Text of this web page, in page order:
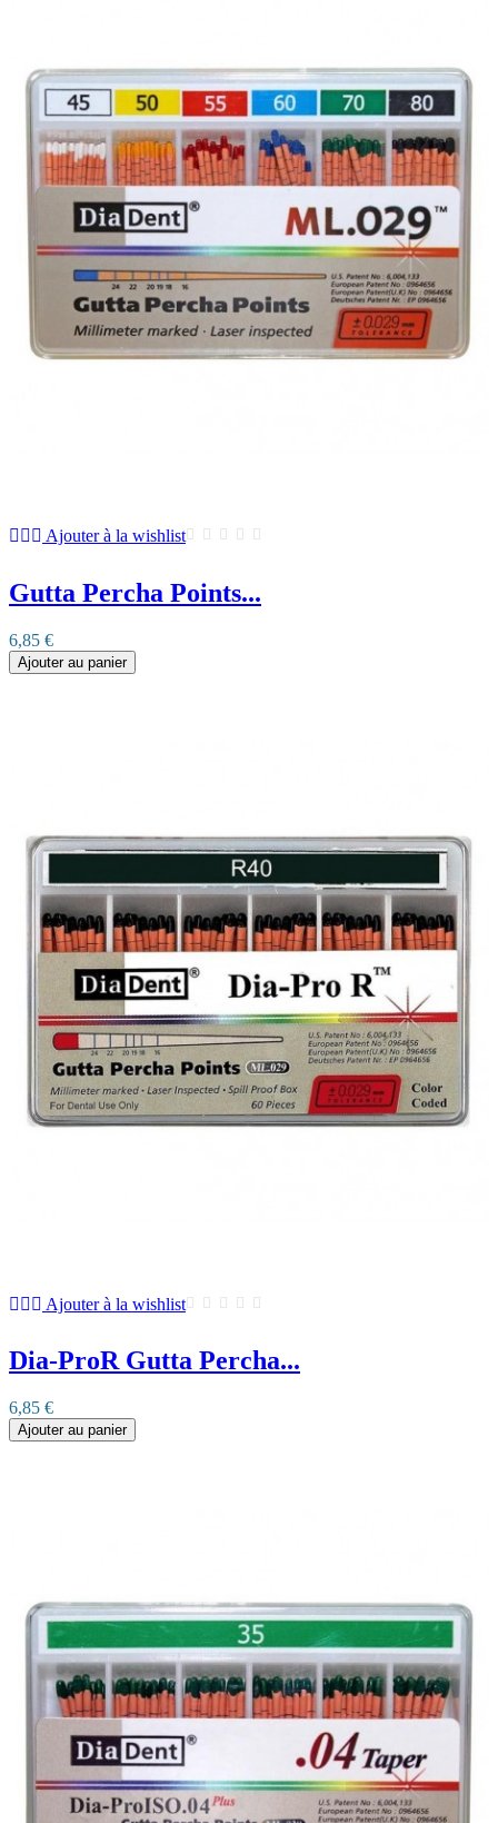
Ajouter à la wishlist
Gutta Percha Points...
6,85 €
Ajouter au panier
Ajouter à la wishlist
Dia-ProR Gutta Percha...
6,85 €
Ajouter au panier